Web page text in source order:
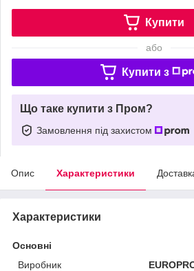
Купити
або
Купити з
Що таке купити з Пром?
Замовлення під захистом
Опис Характеристики
Характеристики
Основні
Виробник